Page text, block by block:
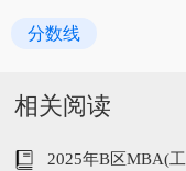
分数线
相关阅读
2025年B区MBA(